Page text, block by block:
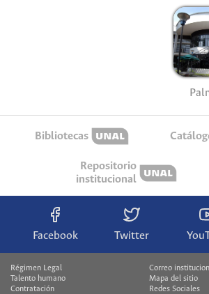
Bibliotecas
Repositorio
institucional
Facebook Twitter
Régimen Legal
Talento humano
Contratación
Correo
Mapa del sitio
Redes Sociales